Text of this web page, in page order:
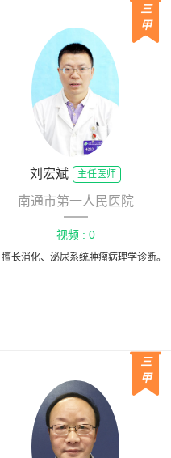
刘宏斌 主任医师
南通市第一人民医院
视频 : 0
擅长消化、泌尿系统肿瘤病理学诊断。
三
甲
三
甲